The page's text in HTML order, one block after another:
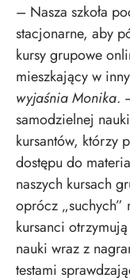
– Nasza szkoła
stacjonarne, aby
kursy grupowe
mieszkający w
wyjaśnia Monika.
samodzielnej
kursantów, którzy
dostępu do
naszych kursach
oprócz „suchych”
kursanci
nauki wraz z
testami